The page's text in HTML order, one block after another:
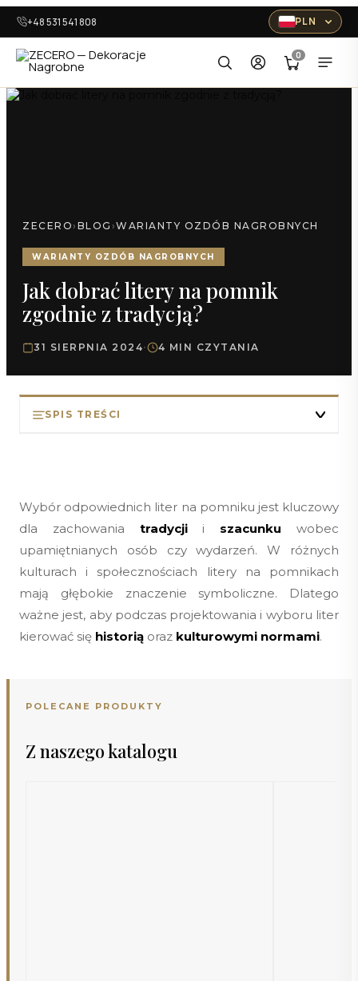
treści
+48 531 541 808 PLN
0
ZECERO› BLOG ›WARIANTY OZDÓB NAGROBNYCH
WARIANTY OZDÓB NAGROBNYCH
Jak dobrać litery na pomnik
zgodnie z tradycją?
31 SIERPNIA 2024· 4 MIN CZYTANIA
SPIS TREŚCI
Wybór odpowiednich liter na pomniku jest kluczowy
dla zachowania tradycjii szacunku wobec
upamiętnianych osób czy wydarzeń. W różnych
kulturach i społecznościach litery na pomnikach
mają głębokie znaczenie symboliczne. Dlatego
ważne jest, aby podczas projektowania i wyboru liter
kierować się historią oraz kulturowymi normami.
POLECANE PRODUKTY
Z naszego katalogu